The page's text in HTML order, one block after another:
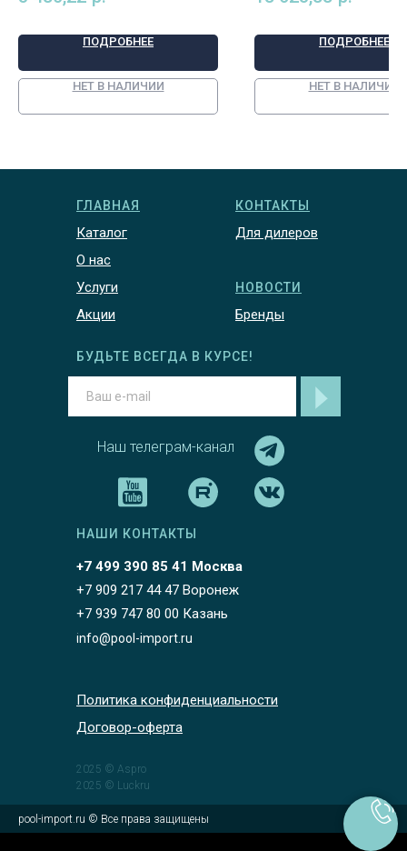
ПОДРОБНЕЕ
НЕТ В НАЛИЧИИ
ПОДРОБНЕЕ
НЕТ В НАЛИЧИИ
ГЛАВНАЯ
Каталог
О нас
Услуги
Акции
КОНТАКТЫ
Для дилеров
НОВОСТИ
Бренды
2025 © Aspro
2025 © Luckru
Наш телеграм-канал
БУДЬТЕ ВСЕГДА В КУРСЕ!
+7 499 390 85 41 Москва
НАШИ КОНТАКТЫ
+7 909 217 44 47 Воронеж
+7 939 747 80 00 Казань
info@pool-import.ru
Политика конфиденциальности
Договор-оферта
pool-import.ru © Все права защищены